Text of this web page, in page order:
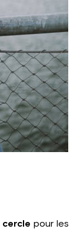
cercle pour les